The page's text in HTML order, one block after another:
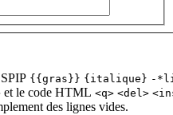
{{gras}} {italique} -
et le code HTML <q> <del>
des lignes vides.